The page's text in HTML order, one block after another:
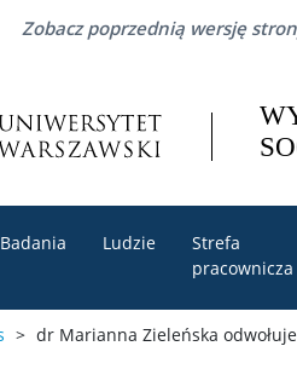
Zobacz poprzednią wersję
Badania Ludzie
Strefa
pracownicza
> dr Marianna Zieleńska